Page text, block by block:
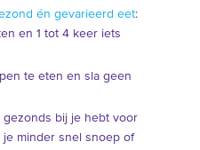
én gevarieerd eet:
en 1 tot 4 keer iets
te eten en sla geen
bij je hebt voor
je minder snel snoep of